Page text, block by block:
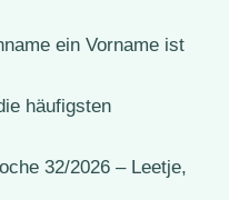
ein Vorname ist
häufigsten
32/2026 – Leetje,